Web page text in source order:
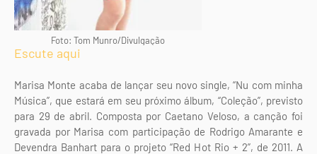
Foto: Tom Munro/Divulgação
Escute aqui
Marisa Monte acaba de lançar seu novo single, “Nu com minha
Música”, que estará em seu próximo álbum, “Coleção”, previsto
para 29 de abril. Composta por Caetano Veloso, a canção foi
gravada por Marisa com participação de Rodrigo Amarante e
Devendra Banhart para o projeto “Red Hot Rio + 2”, de 2011. A